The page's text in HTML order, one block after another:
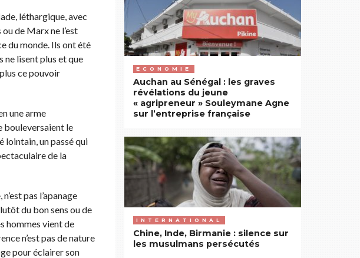
léthargique, avec
de Marx ne l’est
du monde. Ils ont été
ne lisent plus et que
ce pouvoir
une arme
bouleversaient le
lointain, un passé qui
de la
pas l’apanage
du bon sens ou de
hommes vient de
n’est pas de nature
pour éclairer son
ECONOMIE
Auchan au Sénégal : les graves
révélations du jeune
« agripreneur » Souleymane Agne
sur l’entreprise française
INTERNATIONAL
Chine, Inde, Birmanie : silence sur
les musulmans persécutés